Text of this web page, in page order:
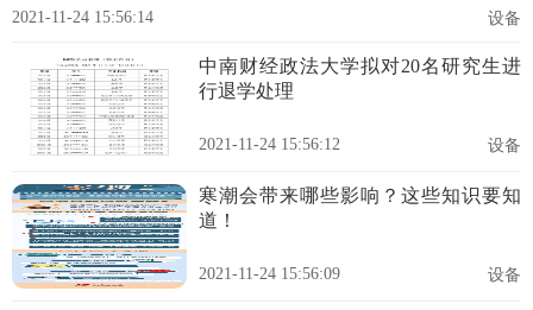
2021-11-24 15:56:14 设备
中南财经政法大学拟对20名研究生进
行退学处理
2021-11-24 15:56:12 设备
寒潮会带来哪些影响？这些知识要知
道！
2021-11-24 15:56:09 设备